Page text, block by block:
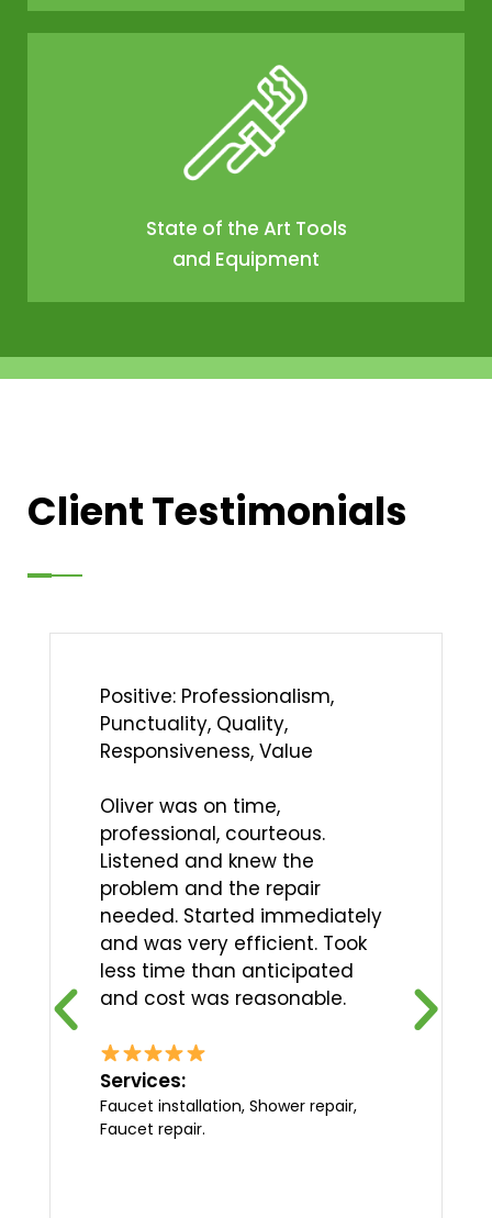
State of the Art Tools
and Equipment
Client Testimonials
Positive: Professionalism,
Punctuality, Quality,
Responsiveness, Value
Oliver was on time,
professional, courteous.
Listened and knew the
problem and the repair
needed. Started immediately
and was very efficient. Took
less time than anticipated
and cost was reasonable.
Services:
Faucet installation, Shower repair,
Faucet repair.